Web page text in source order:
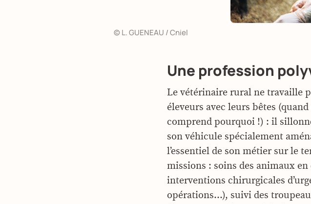
© L. GUENEAU / Cniel
Une profession
Le vétérinaire rural ne travaille
éleveurs avec leurs bêtes
comprend pourquoi !) : il
son véhicule spécialement
l’essentiel de son métier sur le
missions : soins des animaux en
interventions chirurgicales
opérations…), suivi des